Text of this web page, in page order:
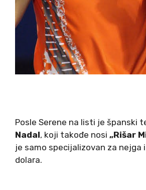
Posle Serene na listi je španski
Nadal, koji takođe nosi „Rišar
je samo specijalizovan za nejga
dolara.